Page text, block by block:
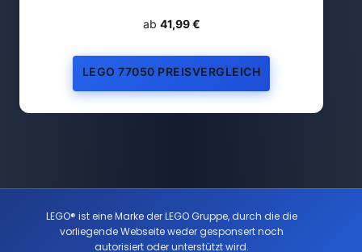
ab 41,99 €
LEGO 77050 PREISVERGLEICH
LEGO® ist eine Marke der LEGO Gruppe, durch die die
vorliegende Webseite weder gesponsert noch
autorisiert oder unterstützt wird.